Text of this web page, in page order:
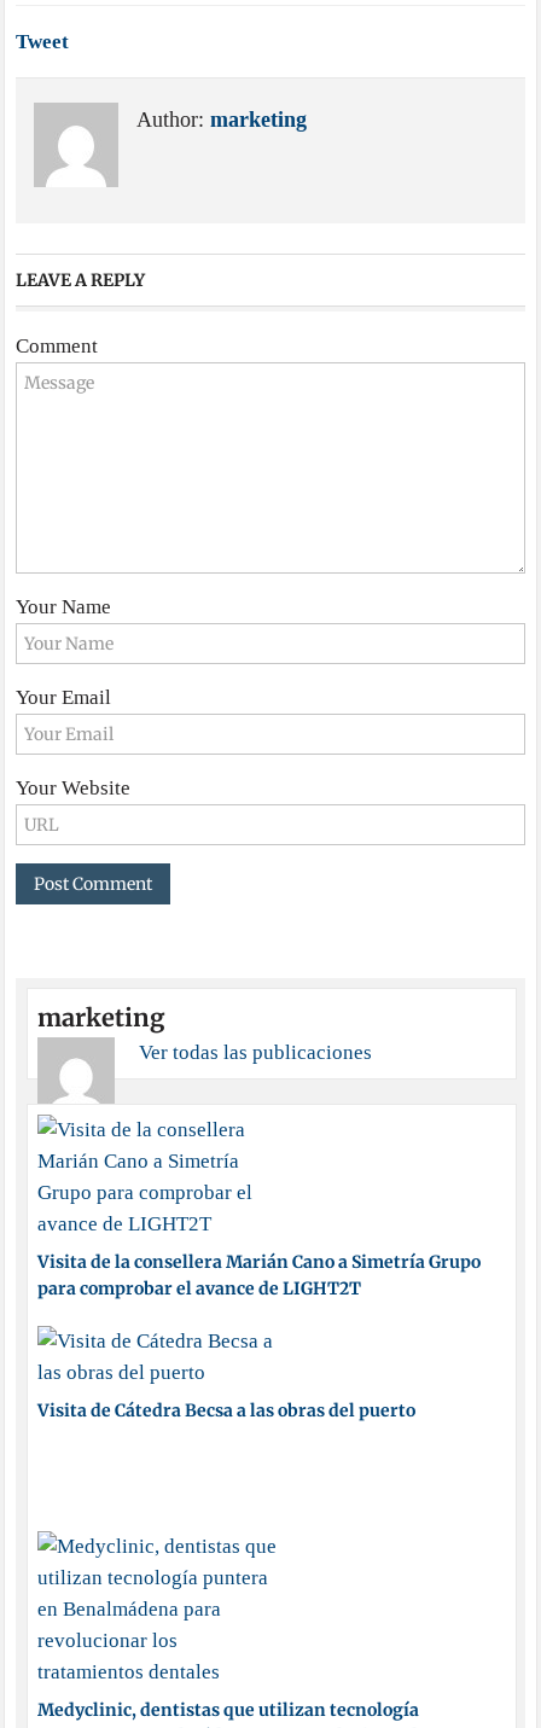
Tweet
Author:marketing
LEAVE A REPLY
Comment
Your Name
Your Email
Your Website
marketing
Ver todas las publicaciones
Visita de la consellera Marián Cano a Simetría Grupo
para comprobar el avance de LIGHT2T
Visita de Cátedra Becsa a las obras del puerto
Medyclinic, dentistas que utilizan tecnología